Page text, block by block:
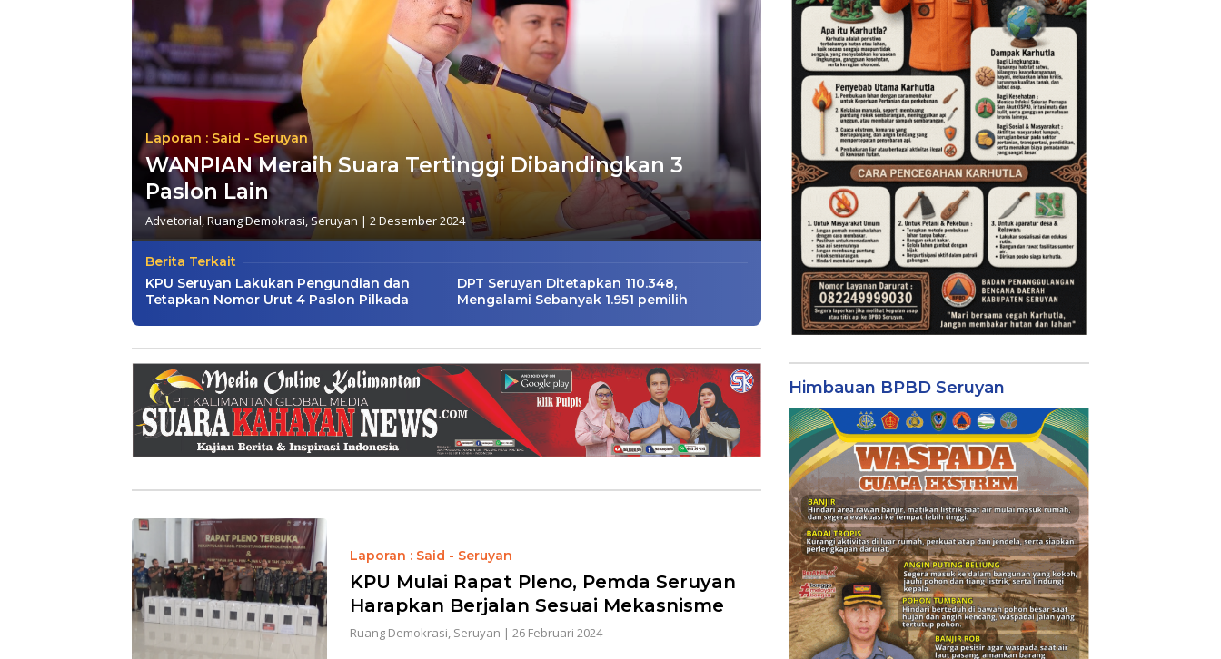
Laporan : Said - Seruyan
WANPIAN Meraih Suara Tertinggi Dibandingkan 3
Paslon Lain
Advetorial,Ruang Demokrasi,Seruyan | 2 Desember 2024
Berita Terkait
KPU Seruyan Lakukan Pengundian dan
Tetapkan Nomor Urut 4 Paslon Pilkada
DPT Seruyan Ditetapkan 110.348,
Mengalami Sebanyak 1.951 pemilih
Laporan : Said - Seruyan
KPU Mulai Rapat Pleno, Pemda Seruyan
Harapkan Berjalan Sesuai Mekasnisme
Ruang Demokrasi, Seruyan | 26 Februari 2024
Himbauan BPBD Seruyan